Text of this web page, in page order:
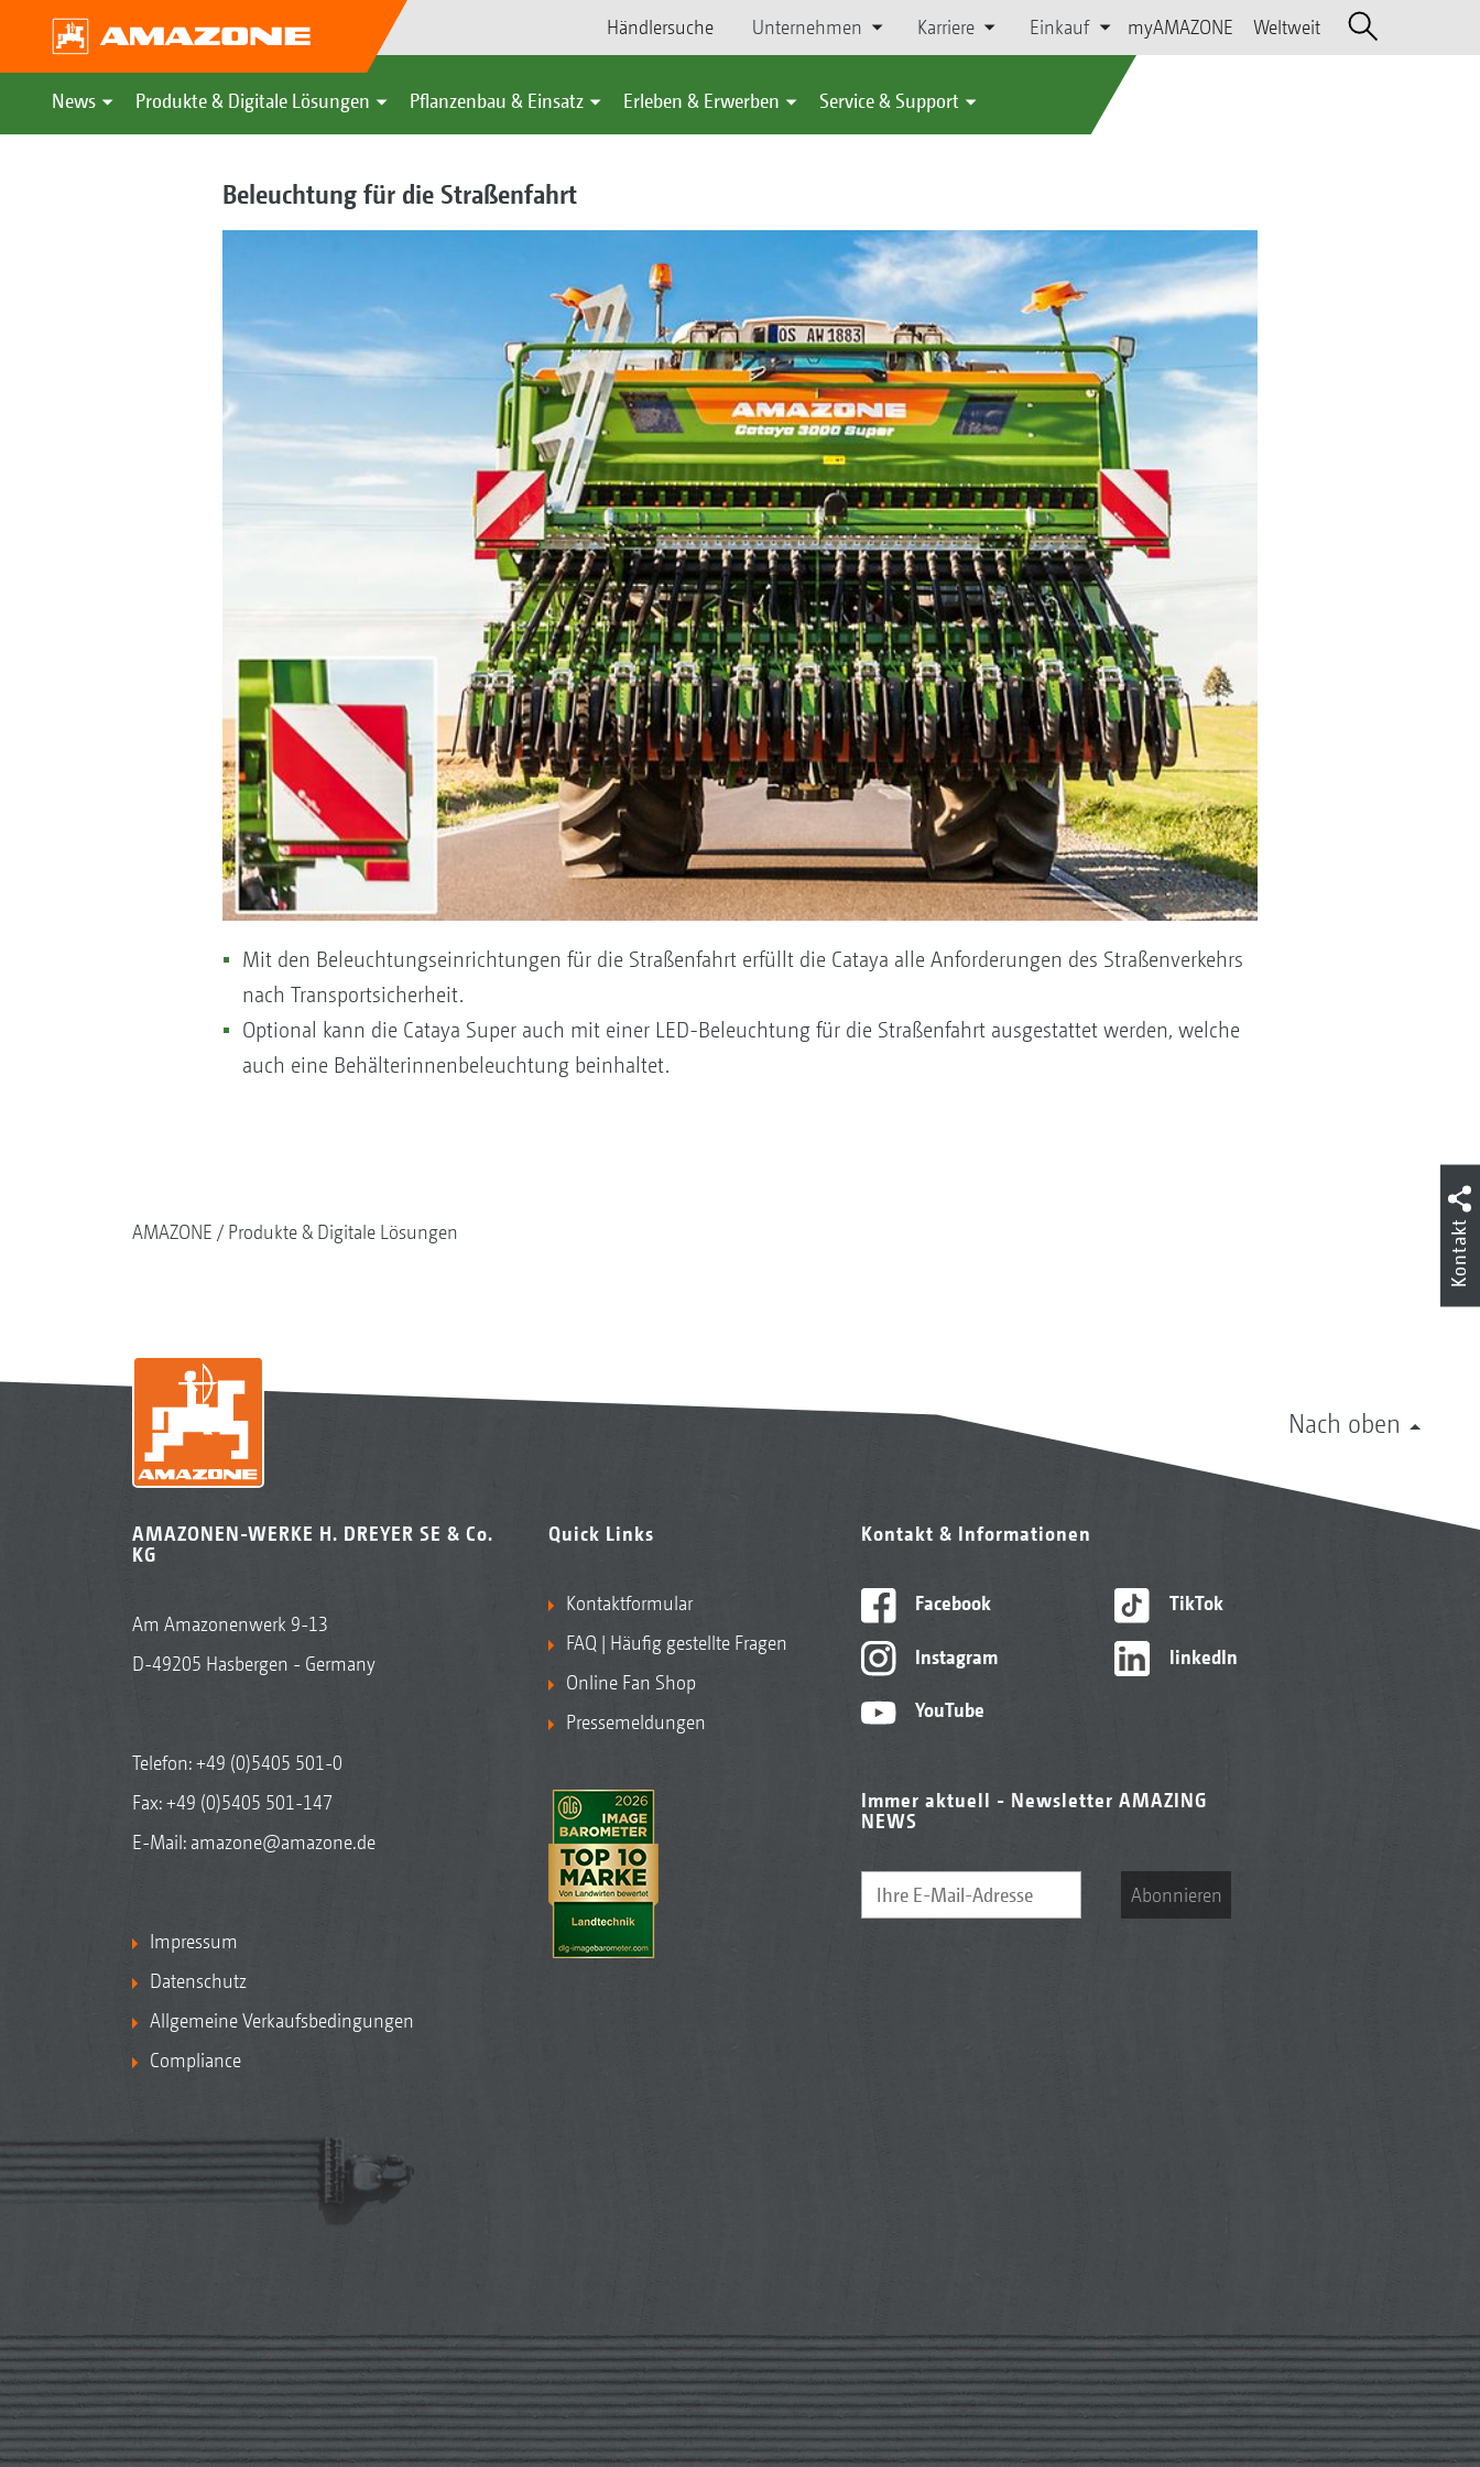
Händlersuche Unternehmen Karriere Einkauf myAMAZONE Weltweit
News Produkte & Digitale Lösungen Pflanzenbau & Einsatz Erleben & Erwerben Service & Support
Beleuchtung für die Straßenfahrt
Mit den Beleuchtungseinrichtungen für die Straßenfahrt erfüllt die Cataya alle Anforderungen des Straßenverkehrs
nach Transportsicherheit.
Optional kann die Cataya Super auch mit einer LED-Beleuchtung für die Straßenfahrt ausgestattet werden, welche
auch eine Behälterinnenbeleuchtung beinhaltet.
AMAZONE Produkte & Digitale Lösungen
Nach oben
AMAZONEN-WERKE H. DREYER SE & Co.
KG
Am Amazonenwerk 9-13
D-49205 Hasbergen - Germany
Telefon:+49 (0)5405 501-0
Fax: +49 (0)5405 501-147
E-Mail: amazone@amazone.de
Impressum
Datenschutz
Allgemeine Verkaufsbedingungen
Compliance
Quick Links
Kontaktformular
FAQ | Häufig gestellte Fragen
Online Fan Shop
Pressemeldungen
Kontakt & Informationen
Facebook
Instagram
YouTube
TikTok
linkedIn
Immer aktuell - Newsletter AMAZING
NEWS
Abonnieren
Kontakt